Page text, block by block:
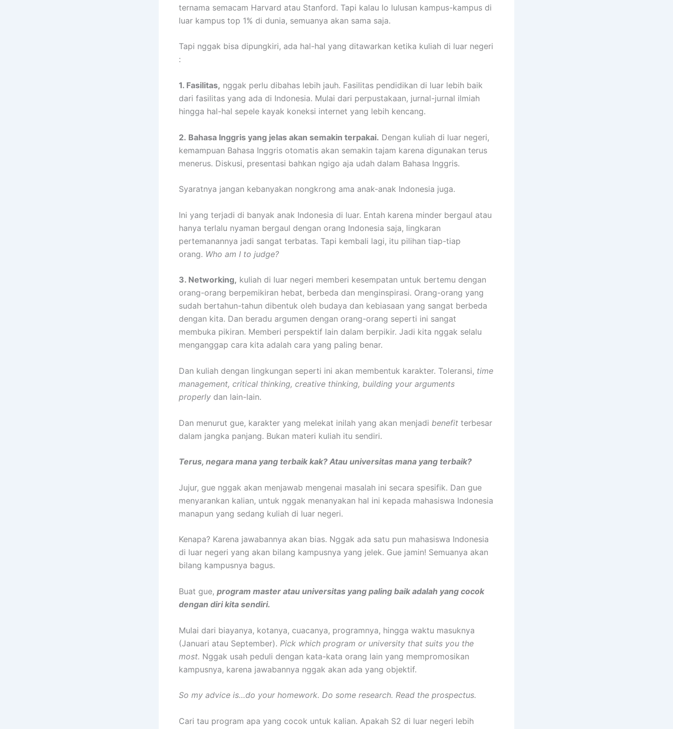
ternama semacam Harvard atau Stanford. Tapi kalau lo lulusan kampus-kampus di
luar kampus top 1% di dunia, semuanya akan sama saja.
Tapi nggak bisa dipungkiri, ada hal-hal yang ditawarkan ketika kuliah di luar negeri
:
1. Fasilitas, nggak perlu dibahas lebih jauh. Fasilitas pendidikan di luar lebih baik
dari fasilitas yang ada di Indonesia. Mulai dari perpustakaan, jurnal-jurnal ilmiah
hingga hal-hal sepele kayak koneksi internet yang lebih kencang.
2. Bahasa Inggris yang jelas akan semakin terpakai. Dengan kuliah di luar negeri,
kemampuan Bahasa Inggris otomatis akan semakin tajam karena digunakan terus
menerus. Diskusi, presentasi bahkan ngigo aja udah dalam Bahasa Inggris.
Syaratnya jangan kebanyakan nongkrong ama anak-anak Indonesia juga.
Ini yang terjadi di banyak anak Indonesia di luar. Entah karena minder bergaul atau
hanya terlalu nyaman bergaul dengan orang Indonesia saja, lingkaran
pertemanannya jadi sangat terbatas. Tapi kembali lagi, itu pilihan tiap-tiap
orang. Who am I to judge?
3. Networking, kuliah di luar negeri memberi kesempatan untuk bertemu dengan
orang-orang berpemikiran hebat, berbeda dan menginspirasi. Orang-orang yang
sudah bertahun-tahun dibentuk oleh budaya dan kebiasaan yang sangat berbeda
dengan kita. Dan beradu argumen dengan orang-orang seperti ini sangat
membuka pikiran. Memberi perspektif lain dalam berpikir. Jadi kita nggak selalu
menganggap cara kita adalah cara yang paling benar.
Dan kuliah dengan lingkungan seperti ini akan membentuk karakter. Toleransi, time
management, critical thinking, creative thinking, building your arguments
properly dan lain-lain.
Dan menurut gue, karakter yang melekat inilah yang akan menjadi benefit terbesar
dalam jangka panjang. Bukan materi kuliah itu sendiri.
Terus, negara mana yang terbaik kak? Atau universitas mana yang terbaik?
Jujur, gue nggak akan menjawab mengenai masalah ini secara spesifik. Dan gue
menyarankan kalian, untuk nggak menanyakan hal ini kepada mahasiswa Indonesia
manapun yang sedang kuliah di luar negeri.
Kenapa? Karena jawabannya akan bias. Nggak ada satu pun mahasiswa Indonesia
di luar negeri yang akan bilang kampusnya yang jelek. Gue jamin! Semuanya akan
bilang kampusnya bagus.
Buat gue, program master atau universitas yang paling baik adalah yang cocok
dengan diri kita sendiri.
Mulai dari biayanya, kotanya, cuacanya, programnya, hingga waktu masuknya
(Januari atau September). Pick which program or university that suits you the
most. Nggak usah peduli dengan kata-kata orang lain yang mempromosikan
kampusnya, karena jawabannya nggak akan ada yang objektif.
So my advice is…do your homework. Do some research. Read the prospectus.
Cari tau program apa yang cocok untuk kalian. Apakah S2 di luar negeri lebih